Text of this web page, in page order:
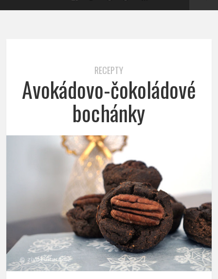
RECEPTY
Avokádovo-čokoládové
bochánky